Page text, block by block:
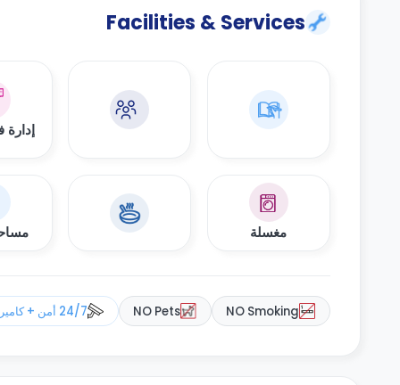
Facilities & Services
مغسلة
NO Smoking
NO Pets 24/7 أمن + كاميرات مراقبة